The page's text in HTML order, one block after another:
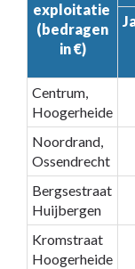
exploitatie
(bedragen
in €)
Centrum,
Hoogerheide
Noordrand,
Ossendrecht
Bergsestraat
Huijbergen
Kromstraat
Hoogerheide